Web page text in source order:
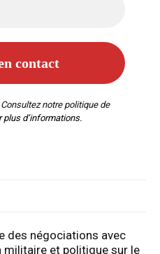
notrepolitique de
d’informations.
des négociations avec
militaire et politique sur le